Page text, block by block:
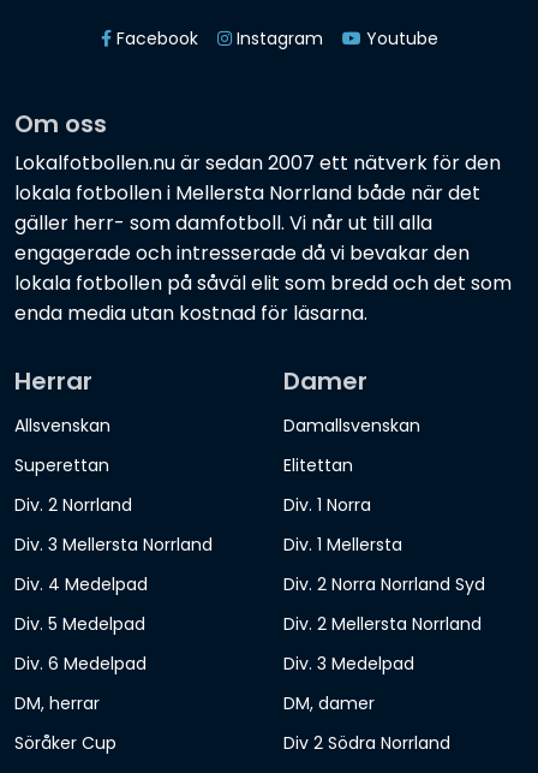
Facebook Instagram Youtube
Om oss
Lokalfotbollen.nu är sedan 2007 ett nätverk för den
lokala fotbollen i Mellersta Norrland både när det
gäller herr- som damfotboll. Vi når ut till alla
engagerade och intresserade då vi bevakar den
lokala fotbollen på såväl elit som bredd och det som
enda media utan kostnad för läsarna.
Herrar
Allsvenskan
Superettan
Div. 2 Norrland
Div. 3 Mellersta Norrland
Div. 4 Medelpad
Div. 5 Medelpad
Div. 6 Medelpad
DM, herrar
Söråker Cup
Damer
Damallsvenskan
Elitettan
Div. 1 Norra
Div. 1 Mellersta
Div. 2 Norra Norrland Syd
Div. 2 Mellersta Norrland
Div. 3 Medelpad
DM, damer
Div 2 Södra Norrland